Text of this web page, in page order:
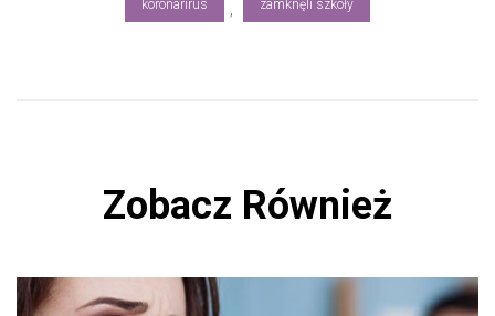
koronarirus , zamknęli szkoły
Zobacz Również